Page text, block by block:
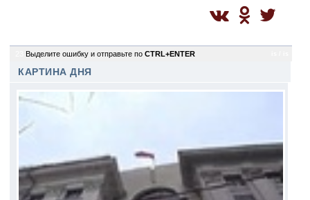
Выделите ошибку и отправьте по CTRL+ENTER
КАРТИНА ДНЯ